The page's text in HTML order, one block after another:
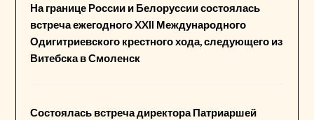
На границе России и Белоруссии состоялась
встреча ежегодного XXII Международного
Одигитриевского крестного хода, следующего из
Витебска в Смоленск
Состоялась встреча директора Патриаршей